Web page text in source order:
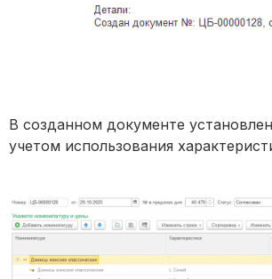
В созданном документе
учетом использования